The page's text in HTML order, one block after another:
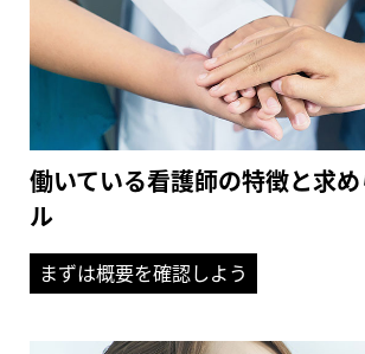
働いている看護師の特徴と求
ル
まずは概要を確認しよう